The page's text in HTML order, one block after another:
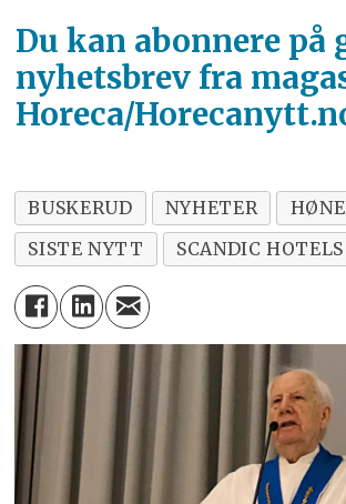
Du kan abonnere på
nyhetsbrev fra
Horeca/
BUSKERUD NYHETER
SISTE NYTT
SCANDIC HOTELS